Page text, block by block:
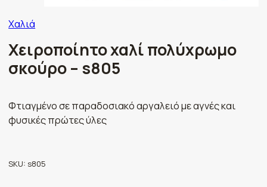
Χαλιά
Χειροποίητο χαλί πολύχρωμο
σκούρο – s805
Φτιαγμένο σε παραδοσιακό αργαλειό με αγνές και
φυσικές πρώτες ύλες
SKU:s805